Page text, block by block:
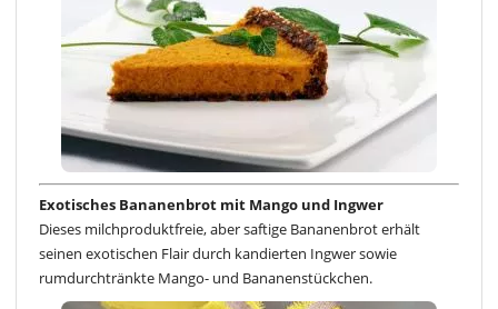
Exotisches Bananenbrot mit Mango und Ingwer
Dieses milchproduktfreie, aber saftige Bananenbrot erhält
seinen exotischen Flair durch kandierten Ingwer sowie
rumdurchtränkte Mango- und Bananenstückchen.